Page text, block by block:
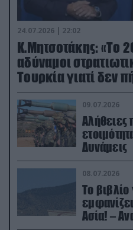
24.07.2026 | 22:02
Κ.Μητσοτάκης: «Το
αδύναμοι
Τουρκία γιατί δεν
(βίντεο)
09.07.2026
Αλήθειες
Δυνάμεις
08.07.2026
Το
Ασία! –